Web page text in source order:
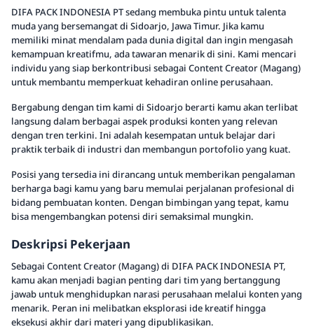
DIFA PACK INDONESIA PT sedang membuka pintu untuk talenta
muda yang bersemangat di Sidoarjo, Jawa Timur. Jika kamu
memiliki minat mendalam pada dunia digital dan ingin mengasah
kemampuan kreatifmu, ada tawaran menarik di sini. Kami mencari
individu yang siap berkontribusi sebagai Content Creator (Magang)
untuk membantu memperkuat kehadiran online perusahaan.
Bergabung dengan tim kami di Sidoarjo berarti kamu akan terlibat
langsung dalam berbagai aspek produksi konten yang relevan
dengan tren terkini. Ini adalah kesempatan untuk belajar dari
praktik terbaik di industri dan membangun portofolio yang kuat.
Posisi yang tersedia ini dirancang untuk memberikan pengalaman
berharga bagi kamu yang baru memulai perjalanan profesional di
bidang pembuatan konten. Dengan bimbingan yang tepat, kamu
bisa mengembangkan potensi diri semaksimal mungkin.
Deskripsi Pekerjaan
Sebagai Content Creator (Magang) di DIFA PACK INDONESIA PT,
kamu akan menjadi bagian penting dari tim yang bertanggung
jawab untuk menghidupkan narasi perusahaan melalui konten yang
menarik. Peran ini melibatkan eksplorasi ide kreatif hingga
eksekusi akhir dari materi yang dipublikasikan.